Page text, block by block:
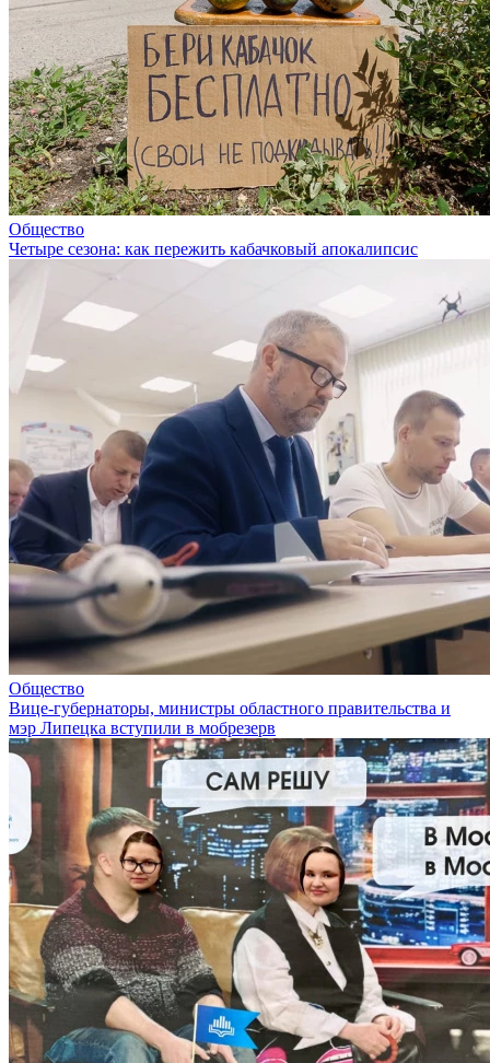
Общество
Четыре сезона: как пережить кабачковый апокалипсис
Общество
Вице-губернаторы, министры областного правительства и
мэр Липецка вступили в мобрезерв